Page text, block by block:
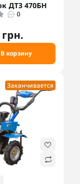
ДТЗ 470БН
0
грн.
В корзину
Заканчивается